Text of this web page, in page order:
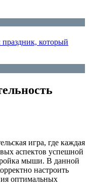
который
игра, где каждая
аспектов успешной
мыши. В данной
настроить
оптимальных